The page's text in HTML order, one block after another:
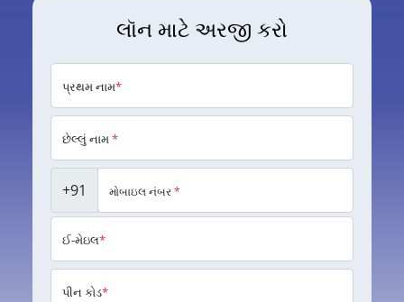
લૉન માટે અરજી કરો
પ્રથમ નામ*
છેલ્લું નામ*
+91 મોબાઇલ નંબર*
ઈ-મેઇલ*
પીન કોડ*